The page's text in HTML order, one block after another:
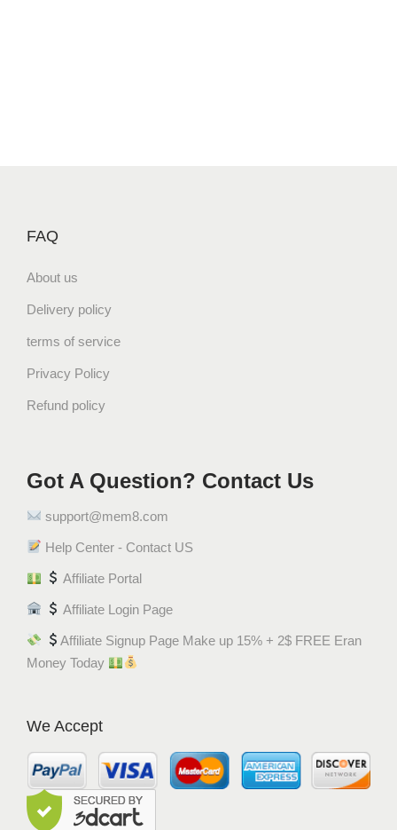
FAQ
About us
Delivery policy
terms of service
Privacy Policy
Refund policy
Got A Question? Contact Us
support@mem8.com
Help Center - Contact US
Affiliate Portal
Affiliate Login Page
Affiliate Signup Page Make up 15% + 2$ FREE Eran
Money Today
We Accept